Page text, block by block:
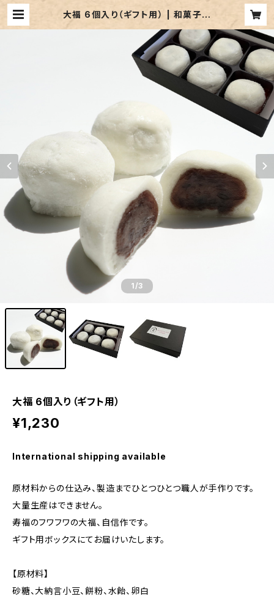
大福 6個入り（ギフト用） | 和菓子の
1/3
大福 6個入り（ギフト用）
¥1,230
International shipping available
原材料からの仕込み、製造までひとつひとつ職人が手作りです。
大量生産はできません。
寿福のフワフワの大福、自信作です。
ギフト用ボックスにてお届けいたします。
【原材料】
砂糖、大納言小豆、餅粉、水飴、卵白